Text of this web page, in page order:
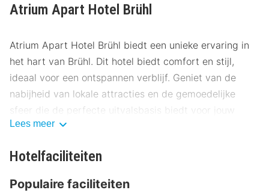
Atrium Apart Hotel Brühl
Atrium Apart Hotel Brühl biedt een unieke ervaring in
het hart van Brühl. Dit hotel biedt comfort en stijl,
ideaal voor een ontspannen verblijf. Geniet van de
nabijheid van lokale attracties en de gemoedelijke
sfeer die de perfecte uitvalsbasis biedt voor jouw
avontuur in Brühl.
Locatie Atrium Apart Hotel Brühl
Brühl op korte afstand van het centrum van Brühl. Het
Lees meer
Hotelfaciliteiten
Populaire faciliteiten